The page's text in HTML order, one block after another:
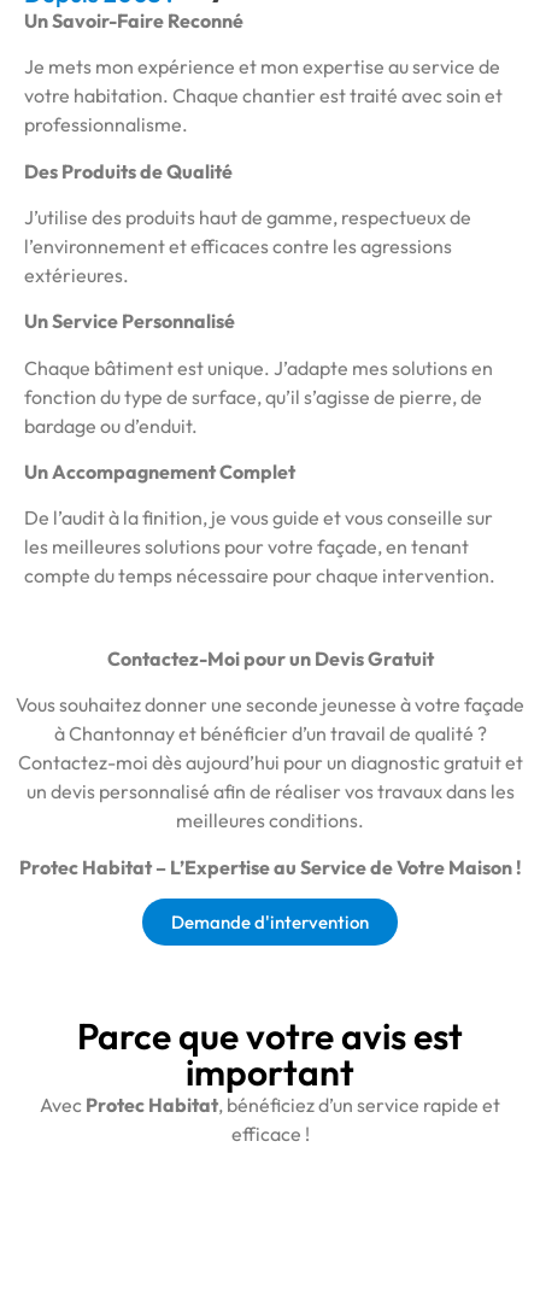
Un Savoir-Faire Reconné
Je mets mon expérience et mon expertise au service de
votre habitation. Chaque chantier est traité avec soin et
professionnalisme.
Des Produits de Qualité
J’utilise des produits haut de gamme, respectueux de
l’environnement et efficaces contre les agressions
extérieures.
Un Service Personnalisé
Chaque bâtiment est unique. J’adapte mes solutions en
fonction du type de surface, qu’il s’agisse de pierre, de
bardage ou d’enduit.
Un Accompagnement Complet
De l’audit à la finition, je vous guide et vous conseille sur
les meilleures solutions pour votre façade, en tenant
compte du temps nécessaire pour chaque intervention.
Contactez-Moi pour un Devis Gratuit
Vous souhaitez donner une seconde jeunesse à votre façade
à Chantonnay et bénéficier d’un travail de qualité ?
Contactez-moi dès aujourd’hui pour un diagnostic gratuit et
un devis personnalisé afin de réaliser vos travaux dans les
meilleures conditions.
Protec Habitat – L’Expertise au Service de Votre Maison !
Demande d'intervention
Parce que votre avis est
important
Avec Protec Habitat, bénéficiez d’un service rapide et
efficace !